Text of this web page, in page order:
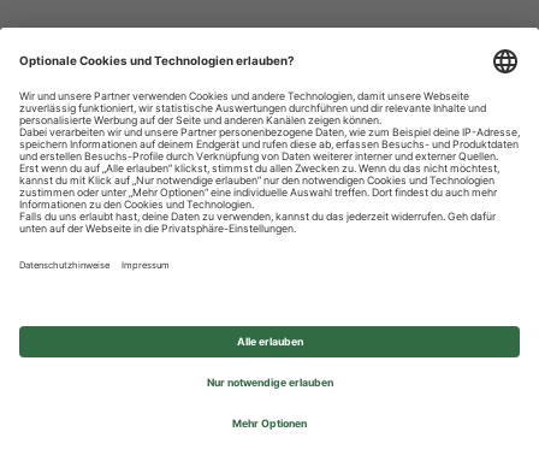
Datenschutzhinweise
Impressum
Privatsphäre-Einstellungen
© 2026 REWE Group - All rights reserved